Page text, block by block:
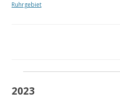
Ruhrgebiet
2023